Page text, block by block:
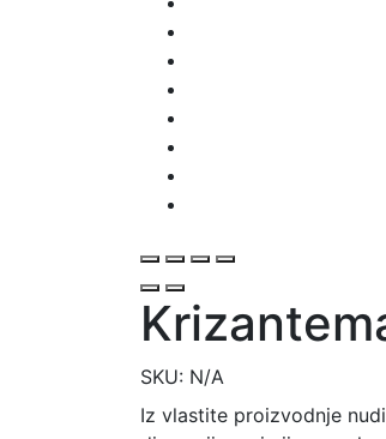
SKU: N/A
Iz vlastite proizvodnje